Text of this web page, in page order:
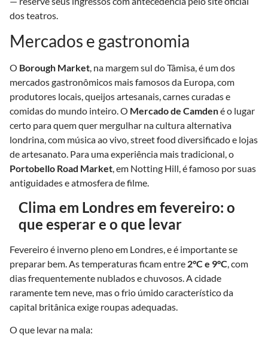
dos teatros.
Mercados e gastronomia
O Borough Market, na margem sul do Tâmisa, é um dos
mercados gastronômicos mais famosos da Europa, com
produtores locais, queijos artesanais, carnes curadas e
comidas do mundo inteiro. O Mercado de Camdené o lugar
certo para quem quer mergulhar na cultura alternativa
londrina, com música ao vivo, street food diversificado e lojas
de artesanato. Para uma experiência mais tradicional, o
Portobello Road Market, em Notting Hill, é famoso por suas
antiguidades e atmosfera de filme.
Clima em Londres em fevereiro: o
que esperar e o que levar
Fevereiro é inverno pleno em Londres, e é importante se
preparar bem. As temperaturas ficam entre 2°C e 9°C, com
dias frequentemente nublados e chuvosos. A cidade
raramente tem neve, mas o frio úmido característico da
capital britânica exige roupas adequadas.
O que levar na mala: